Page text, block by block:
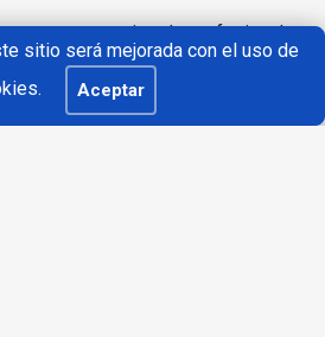
con un equipo de profesionales
digital que os ayudarán y
de campañas de pago. Si
puedes ponerte en contacto
sitio será mejorada con el uso de
Aceptar